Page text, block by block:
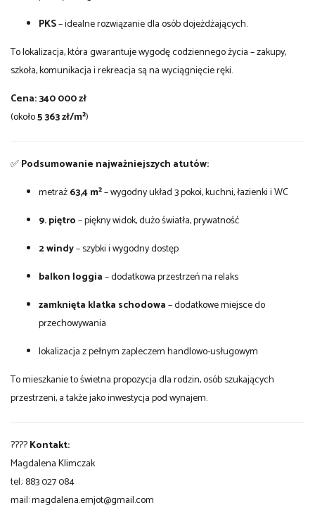
PKS– idealne rozwiązanie dla osób dojeżdżających.
To lokalizacja, która gwarantuje wygodę codziennego życia – zakupy,
szkoła, komunikacja i rekreacja są na wyciągnięcie ręki.
Cena: 340 000 zł
(około5 363 zł/m²)
✅Podsumowanie najważniejszych atutów:
metraż63,4 m²– wygodny układ 3 pokoi, kuchni, łazienki i WC
9. piętro– piękny widok, dużo światła, prywatność
2 windy– szybki i wygodny dostęp
balkon loggia– dodatkowa przestrzeń na relaks
zamknięta klatka schodowa– dodatkowe miejsce do
przechowywania
lokalizacja z pełnym zapleczem handlowo-usługowym
To mieszkanie to świetna propozycja dla rodzin, osób szukających
przestrzeni, a także jako inwestycja pod wynajem.
????Kontakt:
Magdalena Klimczak
tel.: 883 027 084
mail:magdalena.emjot@gmail.com